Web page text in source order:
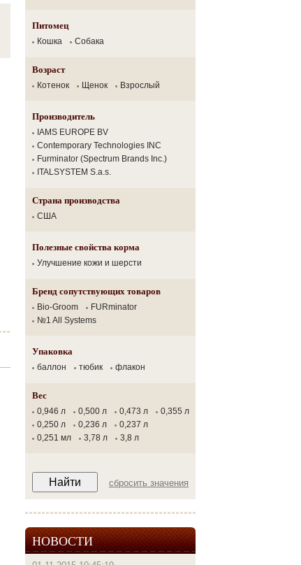
Питомец
Кошка Собака
Возраст
Котенок Щенок Взрослый
Производитель
IAMS EUROPE BV
Contemporary Technologies INC
Furminator (Spectrum Brands Inc.)
ITALSYSTEM S.a.s.
Страна производства
США
Полезные свойства корма
Улучшение кожи и шерсти
Бренд сопутствующих товаров
Bio-Groom
FURminator
№1 All Systems
Упаковка
баллон тюбик флакон
Вес
0,946 л 0,500 л 0,473 л
0,355 л
0,250 л
0,236 л
0,237 л
0,251 мл
3,78 л 3,8 л
сбросить значения
НОВОСТИ